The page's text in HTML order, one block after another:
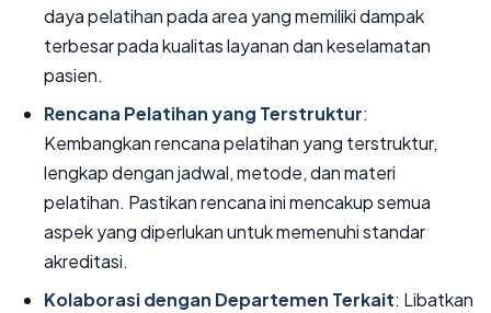
daya pelatihan pada area yang memiliki dampak
terbesar pada kualitas layanan dan keselamatan
pasien.
Rencana Pelatihan yang Terstruktur:
Kembangkan rencana pelatihan yang terstruktur,
lengkap dengan jadwal, metode, dan materi
pelatihan. Pastikan rencana ini mencakup semua
aspek yang diperlukan untuk memenuhi standar
akreditasi.
Kolaborasi dengan Departemen Terkait: Libatkan